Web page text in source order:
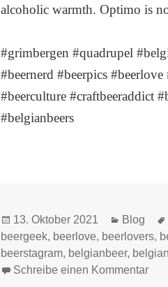
alcoholic warmth. Optimo is
#grimbergen #quadrupel
#beernerd #beerpics
#beerculture #craftbeeraddict
#belgianbeers
Veröffentlicht
am
13. Oktober 2021 Blog
beergeek, beerlove, beerlovers,
beerstagram, belgianbeer,
Schreibe einen Kommentarzu